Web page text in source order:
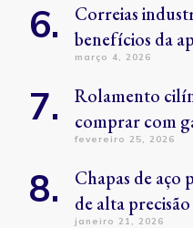
Correias
benefícios da
março 4, 2026
Rolamento
comprar com
fevereiro 25, 2026
Chapas de aço
de alta precisão
janeiro 21, 2026